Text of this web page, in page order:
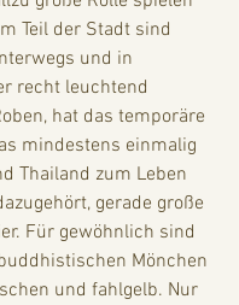
Teil der Stadt sind
und in
recht leuchtend
hat das temporäre
mindestens einmalig
Thailand zum Leben
gerade große
Für gewöhnlich sind
Mönchen
und fahlgelb. Nur